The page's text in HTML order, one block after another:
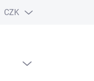
Pojištění zásilky
CZK